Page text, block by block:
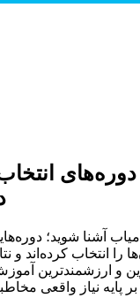
آشنا شوید؛
و ارزشمندترین
بر پایه نیاز واقعی